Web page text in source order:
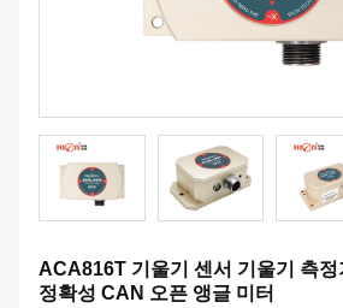
ACA816T 기울기 센서 기울기 측
정확성 CAN 오픈 앵글 미터